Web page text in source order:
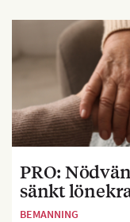
PRO:
sänkt
BEMANNING